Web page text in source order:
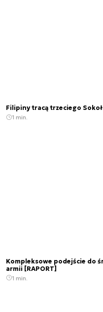
Filipiny tracą trzeciego
1 min.
Kompleksowe podejście do
armii [RAPORT]
1 min.